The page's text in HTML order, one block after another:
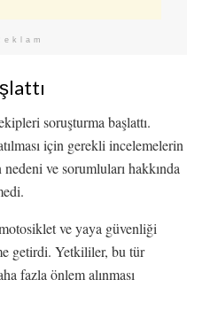
soruşturma başlattı.
için gerekli incelemelerin
ve sorumluları hakkında
ve yaya güvenliği
getirdi. Yetkililer, bu tür
fazla önlem alınması